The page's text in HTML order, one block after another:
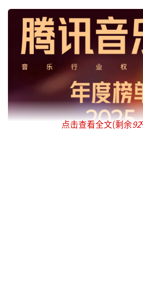
点击查看全文(剩余92